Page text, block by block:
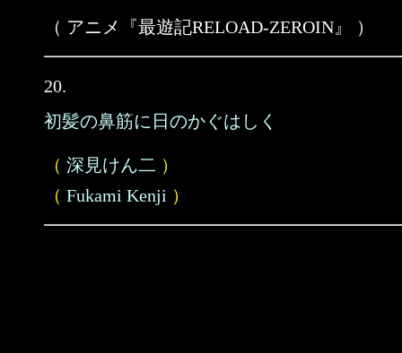
（ アニメ『最遊記RELOAD-ZEROIN』 ）
20.
初髪の鼻筋に日のかぐはしく
（ 深見けん二 ）
（ Fukami Kenji ）